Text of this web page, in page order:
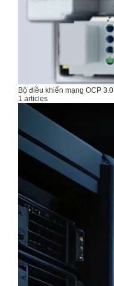
Bộ điều khiển mạng OCP 3.0
1 articles